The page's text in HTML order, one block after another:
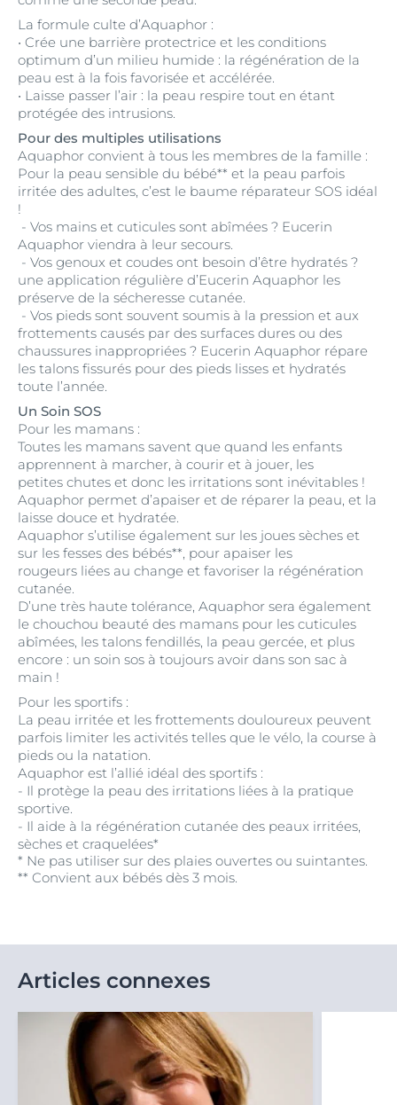
La formule culte d’Aquaphor :
• Crée une barrière protectrice et les conditions
optimum d’un milieu humide : la régénération de la
peau est à la fois favorisée et accélérée.
• Laisse passer l’air : la peau respire tout en étant
protégée des intrusions.
Pour des multiples utilisations
Aquaphor convient à tous les membres de la famille :
Pour la peau sensible du bébé** et la peau parfois
irritée des adultes, c’est le baume réparateur SOS idéal
!
- Vos mains et cuticules sont abîmées ? Eucerin
Aquaphor viendra à leur secours.
- Vos genoux et coudes ont besoin d’être hydratés ?
une application régulière d’Eucerin Aquaphor les
préserve de la sécheresse cutanée.
- Vos pieds sont souvent soumis à la pression et aux
frottements causés par des surfaces dures ou des
chaussures inappropriées ? Eucerin Aquaphor répare
les talons fissurés pour des pieds lisses et hydratés
toute l’année.
Un Soin SOS
Pour les mamans :
Toutes les mamans savent que quand les enfants
apprennent à marcher, à courir et à jouer, les
petites chutes et donc les irritations sont inévitables !
Aquaphor permet d’apaiser et de réparer la peau, et la
laisse douce et hydratée.
Aquaphor s’utilise également sur les joues sèches et
sur les fesses des bébés**, pour apaiser les
rougeurs liées au change et favoriser la régénération
cutanée.
D’une très haute tolérance, Aquaphor sera également
le chouchou beauté des mamans pour les cuticules
abîmées, les talons fendillés, la peau gercée, et plus
encore : un soin sos à toujours avoir dans son sac à
main !
Pour les sportifs :
La peau irritée et les frottements douloureux peuvent
parfois limiter les activités telles que le vélo, la course à
pieds ou la natation.
Aquaphor est l’allié idéal des sportifs :
- Il protège la peau des irritations liées à la pratique
sportive.
- Il aide à la régénération cutanée des peaux irritées,
sèches et craquelées*
* Ne pas utiliser sur des plaies ouvertes ou suintantes.
** Convient aux bébés dès 3 mois.
Articles connexes